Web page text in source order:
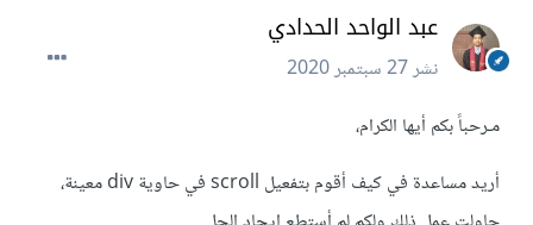
عبد الواحد الحدادي
نشر27 سبتمبر 2020
مـرحباً بكم أيها الكرام،
أريد مساعدة في كيف أقوم بتفعيل scroll في حاوية div معينة،